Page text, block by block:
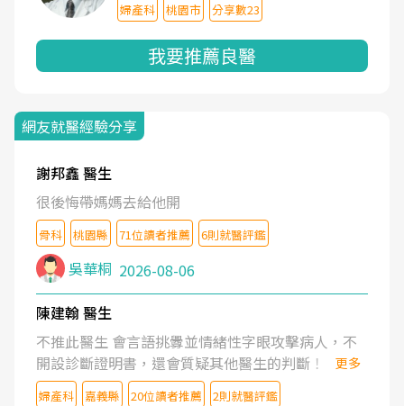
婦產科 桃園市 分享數23
我要推薦良醫
網友就醫經驗分享
謝邦鑫 醫生
很後悔帶媽媽去給他開
骨科 桃園縣 71位讀者推薦 6則就醫評鑑
吳華桐 2026-08-06
陳建翰 醫生
不推此醫生 會言語挑釁並情緒性字眼攻擊病人，不
開設診斷證明書，還會質疑其他醫生的判斷！
更多
婦產科 嘉義縣 20位讀者推薦 2則就醫評鑑